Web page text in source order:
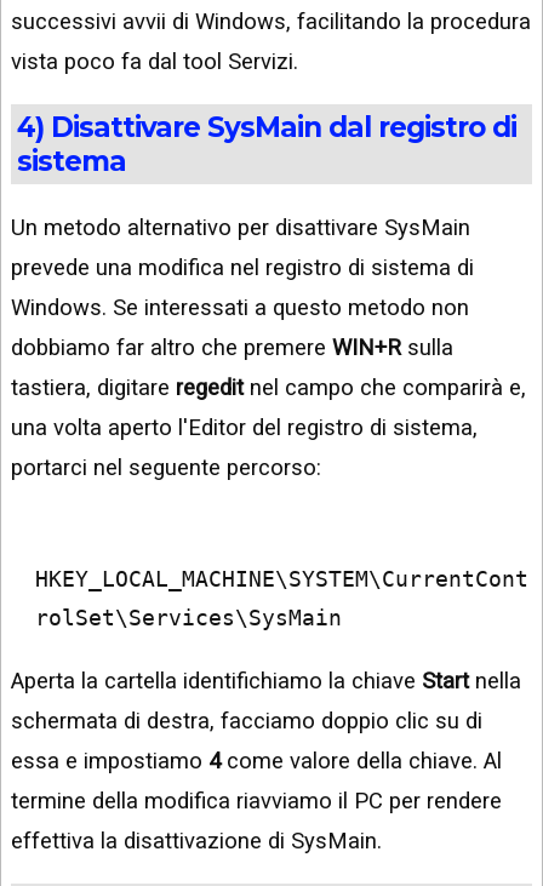
successivi avvii di Windows, facilitando la procedura
vista poco fa dal tool Servizi.
4) Disattivare SysMain dal registro di
sistema
Un metodo alternativo per disattivare SysMain
prevede una modifica nel registro di sistema di
Windows. Se interessati a questo metodo non
dobbiamo far altro che premere WIN+Rsulla
tastiera, digitare regeditnel campo che comparirà e,
una volta aperto l'Editor del registro di sistema,
portarci nel seguente percorso:
HKEY_LOCAL_MACHINE\SYSTEM\CurrentCont
rolSet\Services\SysMain
Aperta la cartella identifichiamo la chiave Startnella
schermata di destra, facciamo doppio clic su di
essa e impostiamo 4come valore della chiave. Al
termine della modifica riavviamo il PC per rendere
effettiva la disattivazione di SysMain.